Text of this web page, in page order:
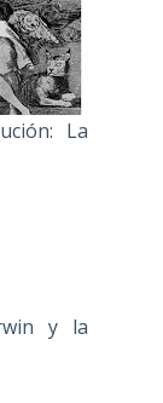
La
y la